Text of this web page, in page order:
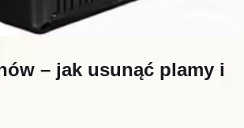
– jak usunąć plamy i